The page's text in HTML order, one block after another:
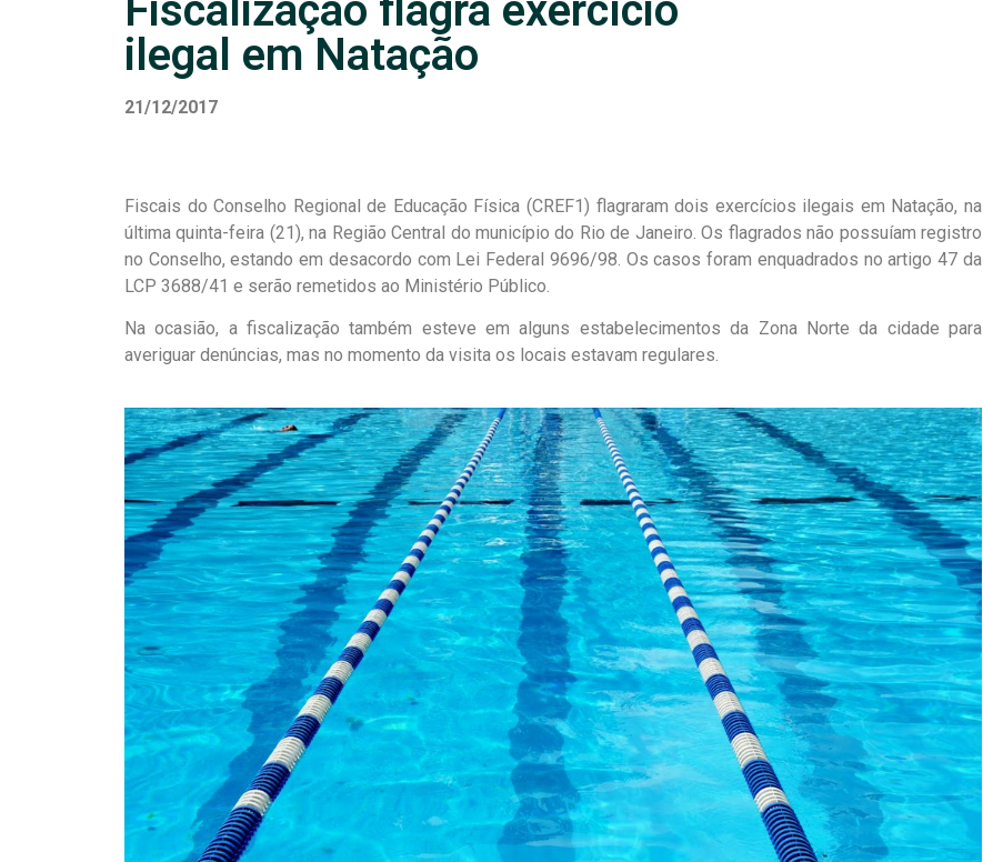
Fiscalização flagra exercício
ilegal em Natação
21/12/2017
Fiscais do Conselho Regional de Educação Física (CREF1) flagraram dois exercícios ilegais em Natação, na
última quinta-feira (21), na Região Central do município do Rio de Janeiro. Os flagrados não possuíam registro
no Conselho, estando em desacordo com Lei Federal 9696/98. Os casos foram enquadrados no artigo 47 da
LCP 3688/41 e serão remetidos ao Ministério Público.
Na ocasião, a fiscalização também esteve em alguns estabelecimentos da Zona Norte da cidade para
averiguar denúncias, mas no momento da visita os locais estavam regulares.